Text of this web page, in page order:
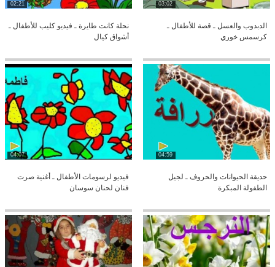
03:02
الدبدوب والعسل ـ قصة للأطفال ـ
كرسمس خوري
02:21
نحلة كانت طايرة ـ فيديو كليب للأطفال ـ
أشواق كيال
04:59
حديقة الحيوانات والحروف ـ لجيل
الطفولة المبكرة
04:07
فيديو لرسومات الأطفال ـ أغنية صرت
فنان لحنان سوسان